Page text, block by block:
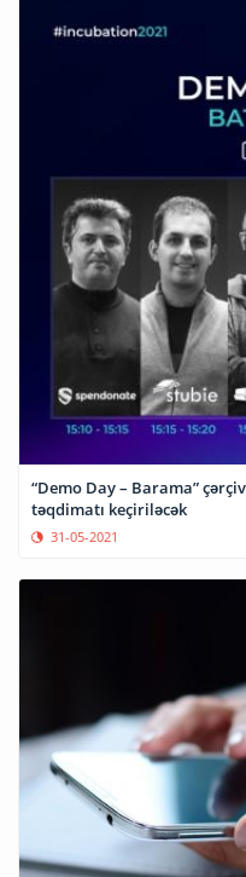
“Demo Day – Barama”
təqdimatı keçiriləcək
31-05-2021